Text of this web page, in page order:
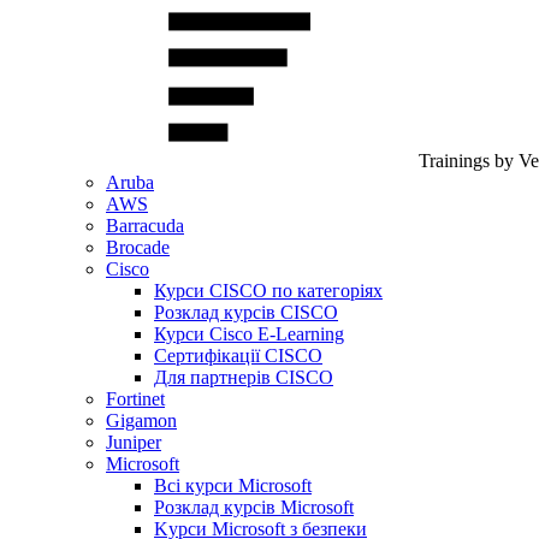
Trainings by
Aruba
AWS
Barracuda
Brocade
Cisco
Курси CISCO по категоріях
Розклад курсів CISCO
Курси Cisco E-Learning
Сертифікації CISCO
Для партнерів CISCO
Fortinet
Gigamon
Juniper
Microsoft
Всі курси Microsoft
Розклад курсів Microsoft
Kyрси Microsoft з безпеки